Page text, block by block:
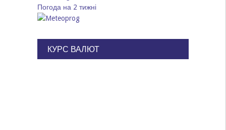
Погода на 2 тижні
КУРС ВАЛЮТ